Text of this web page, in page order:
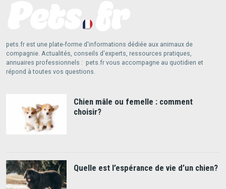
pets.fr est une plate-forme d'informations dédiée aux animaux de
compagnie. Actualités, conseils d'experts, ressources pratiques,
annuaires professionnels : pets.fr vous accompagne au quotidien et
répond à toutes vos questions.
Chien mâle ou femelle : comment
choisir?
Quelle est l’espérance de vie d’un chien?